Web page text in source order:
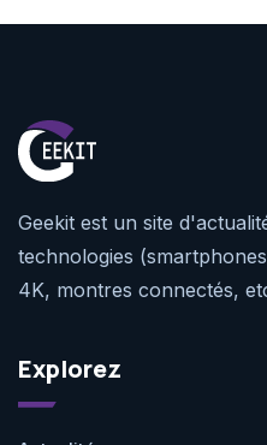
Geekit est un site
technologies
4K, montres connectés,
Explorez